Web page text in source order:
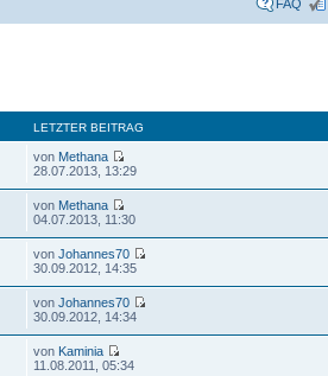
FAQ
LETZTER BEITRAG
von Methana
28.07.2013, 13:29
von Methana
04.07.2013, 11:30
vonJohannes70
30.09.2012, 14:35
vonJohannes70
30.09.2012, 14:34
von Kaminia
11.08.2011, 05:34